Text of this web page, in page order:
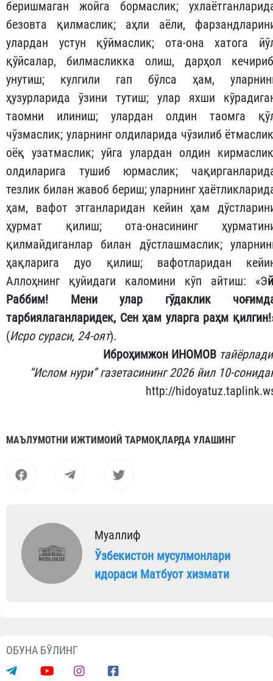
беришмаган жойга бормаслик;
безовта қилмаслик; аҳли аёли,
улардан устун қўймаслик; ота-она хатога
қўйсалар, билмасликка олиш, дарҳол
унутиш; кулгили гап бўлса ҳам,
ҳузурларида ўзини тутиш; улар яхши
таомни илиниш; улардан олдин таомга
чўзмаслик; уларнинг олдиларида чўзилиб
оёқ узатмаслик; уйга улардан олдин
олдиларига тушиб юрмаслик;
тезлик билан жавоб бериш; уларнинг
ҳам, вафот этганларидан кейин ҳам
ҳурмат қилиш; ота-онасининг
қилмайдиганлар билан дўстлашмаслик;
ҳақларига дуо қилиш; вафотларидан
Аллоҳнинг қуйидаги каломини кўп айтиш: «Э
Раббим! Мени улар гўдаклик
тарбиялаганларидек, Сен ҳам уларга раҳм қилгин!
(Исро сураси, 24-оят).
Иброҳимжон ИНОМОВ
“Ислом нури” газетасининг 2026 йил 10-
http://
МАЪЛУМОТНИ ИЖТИМОИЙ ТАРМОҚЛАРДА УЛАШИНГ
Муаллиф
Ўзбекистон мусулмонлари
идораси Матбуот хизмати
ОБУНА БЎЛИНГ